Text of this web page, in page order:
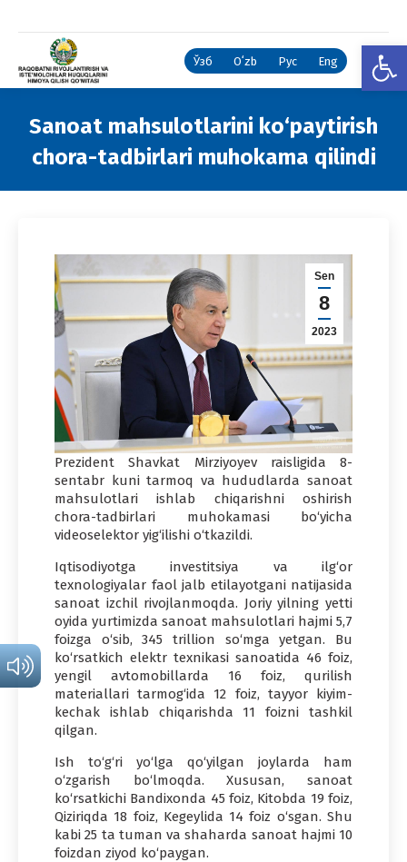
Ўзб Oʻzb Рус Eng
Sanoat mahsulotlarini ko‘paytirish
chora-tadbirlari muhokama qilindi
Sen
8
2023
Prezident Shavkat Mirziyoyev raisligida 8-
sentabr kuni tarmoq va hududlarda sanoat
mahsulotlari ishlab chiqarishni oshirish
chora-tadbirlari muhokamasi bo‘yicha
videoselektor yig‘ilishi o‘tkazildi.
Iqtisodiyotga investitsiya va ilg‘or
texnologiyalar faol jalb etilayotgani natijasida
sanoat izchil rivojlanmoqda. Joriy yilning yetti
oyida yurtimizda sanoat mahsulotlari hajmi 5,7
foizga o‘sib, 345 trillion so‘mga yetgan. Bu
ko‘rsatkich elektr texnikasi sanoatida 46 foiz,
yengil avtomobillarda 16 foiz, qurilish
materiallari tarmog‘ida 12 foiz, tayyor kiyim-
kechak ishlab chiqarishda 11 foizni tashkil
qilgan.
Ish to‘g‘ri yo‘lga qo‘yilgan joylarda ham
o‘zgarish bo‘lmoqda. Xususan, sanoat
ko‘rsatkichi Bandixonda 45 foiz, Kitobda 19 foiz,
Qiziriqda 18 foiz, Kegeylida 14 foiz o‘sgan. Shu
kabi 25 ta tuman va shaharda sanoat hajmi 10
foizdan ziyod ko‘paygan.